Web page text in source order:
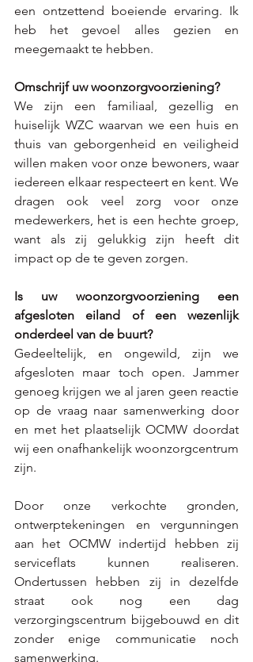
een ontzettend boeiende ervaring. Ik
heb het gevoel alles gezien en
meegemaakt te hebben.
Omschrijf uw woonzorgvoorziening?
We zijn een familiaal, gezellig en
huiselijk WZC waarvan we een huis en
thuis van geborgenheid en veiligheid
willen maken voor onze bewoners, waar
iedereen elkaar respecteert en kent. We
dragen ook veel zorg voor onze
medewerkers, het is een hechte groep,
want als zij gelukkig zijn heeft dit
impact op de te geven zorgen.
Is uw woonzorgvoorziening een
afgesloten eiland of een wezenlijk
onderdeel van de buurt?
Gedeeltelijk, en ongewild, zijn we
afgesloten maar toch open. Jammer
genoeg krijgen we al jaren geen reactie
op de vraag naar samenwerking door
en met het plaatselijk OCMW doordat
wij een onafhankelijk woonzorgcentrum
zijn.
Door onze verkochte gronden,
ontwerptekeningen en vergunningen
aan het OCMW indertijd hebben zij
serviceflats kunnen realiseren.
Ondertussen hebben zij in dezelfde
straat ook nog een dag
verzorgingscentrum bijgebouwd en dit
zonder enige communicatie noch
samenwerking.